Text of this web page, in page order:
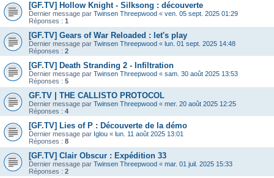
[GF.TV] Hollow Knight - Silksong : découverte
Dernier message par Twinsen Threepwood « ven. 05 sept. 2025 01:29
Réponses : 1
[GF.TV] Gears of War Reloaded : let's play
Dernier message par Twinsen Threepwood « lun. 01 sept. 2025 14:48
Réponses : 2
[GF.TV] Death Stranding 2 - Infiltration
Dernier message par Twinsen Threepwood « sam. 30 août 2025 13:53
Réponses : 5
GF.TV | THE CALLISTO PROTOCOL
Dernier message par Twinsen Threepwood « mer. 20 août 2025 12:25
Réponses : 4
[GF.TV] Lies of P : Découverte de la démo
Dernier message par Iglou « lun. 11 août 2025 13:01
Réponses : 8
[GF.TV] Clair Obscur : Expédition 33
Dernier message par Twinsen Threepwood « mar. 01 juil. 2025 15:33
Réponses : 2